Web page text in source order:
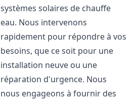
systèmes solaires de chauffe
eau. Nous intervenons
rapidement pour répondre à vos
besoins, que ce soit pour une
installation neuve ou une
réparation d'urgence. Nous
nous engageons à fournir des